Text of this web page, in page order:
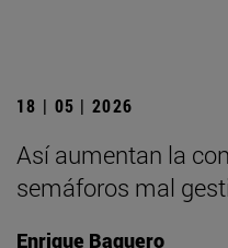
18 | 05 | 2026
Así aumentan la
semáforos mal
Enrique Baquero